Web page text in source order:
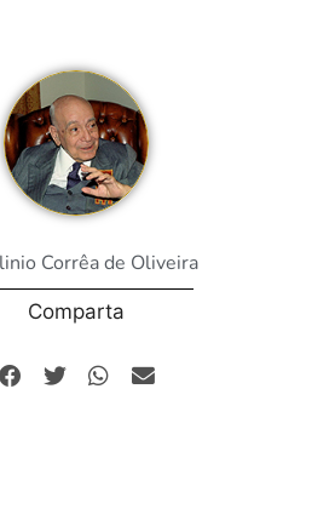
Corrêa de Oliveira
Comparta